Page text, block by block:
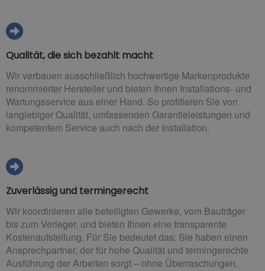
Qualität, die sich bezahlt macht
Wir verbauen ausschließlich hochwertige Markenprodukte
renommierter Hersteller und bieten Ihnen Installations- und
Wartungsservice aus einer Hand. So profitieren Sie von
langlebiger Qualität, umfassenden Garantieleistungen und
kompetentem Service auch nach der Installation.
Zuverlässig und termingerecht
Wir koordinieren alle beteiligten Gewerke, vom Bauträger
bis zum Verleger, und bieten Ihnen eine transparente
Kostenaufstellung. Für Sie bedeutet das: Sie haben einen
Ansprechpartner, der für hohe Qualität und termingerechte
Ausführung der Arbeiten sorgt – ohne Überraschungen.